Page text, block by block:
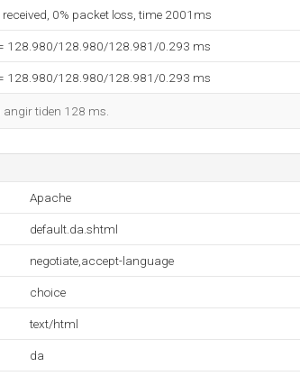
0% packet loss, time 2001ms
128.980/128.980/128.981/0.293 ms
128.980/128.980/128.981/0.293 ms
angir tiden 128 ms.
Apache
default.da.shtml
negotiate,accept-language
choice
text/html
da